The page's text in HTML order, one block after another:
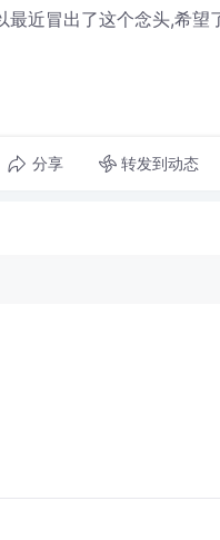
近冒出了这个念头,希
分享 转发到动态